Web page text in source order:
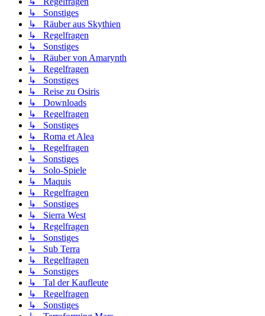
↳ Sonstiges
↳ Räuber aus Skythien
↳ Regelfragen
↳ Sonstiges
↳ Räuber von Amarynth
↳ Regelfragen
↳ Sonstiges
↳ Reise zu Osiris
↳ Downloads
↳ Regelfragen
↳ Sonstiges
↳ Roma et Alea
↳ Regelfragen
↳ Sonstiges
↳ Solo-Spiele
↳ Maquis
↳ Regelfragen
↳ Sonstiges
↳ Sierra West
↳ Regelfragen
↳ Sonstiges
↳ Sub Terra
↳ Regelfragen
↳ Sonstiges
↳ Tal der Kaufleute
↳ Regelfragen
↳ Sonstiges